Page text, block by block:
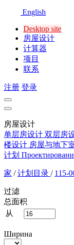
English
Desktop site
房屋设计
计算器
项目
联系
注册 登录
房屋设计
单层房设计 双层房
楼设计 房屋与地下
计划
家 / 计划目录 / 115-
过滤
总面积
从
Ширина